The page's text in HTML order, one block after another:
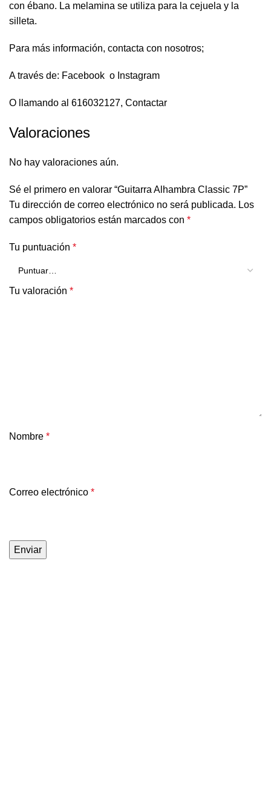
con ébano. La melamina se utiliza para la cejuela y la
silleta.
Para más información, contacta con nosotros;
A través de: Facebook o Instagram
O llamando al 616032127,Contactar
Valoraciones
No hay valoraciones aún.
Sé el primero en valorar “Guitarra Alhambra Classic 7P”
Tu dirección de correo electrónico no será publicada. Los
campos obligatorios están marcados con*
Tu puntuación*
Tu valoración*
Nombre*
Correo electrónico*